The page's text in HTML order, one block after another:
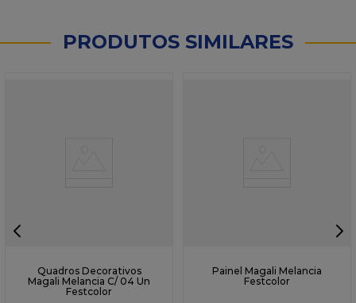
PRODUTOS SIMILARES
Quadros Decorativos
Magali Melancia C/ 04 Un
Festcolor
Painel Magali Melancia
Festcolor